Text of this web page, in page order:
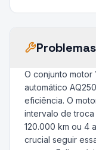
O conjunto motor
automático
eficiência. O
intervalo de
120.000 km ou 4
crucial seguir